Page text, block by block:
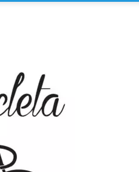
Read about our content policies